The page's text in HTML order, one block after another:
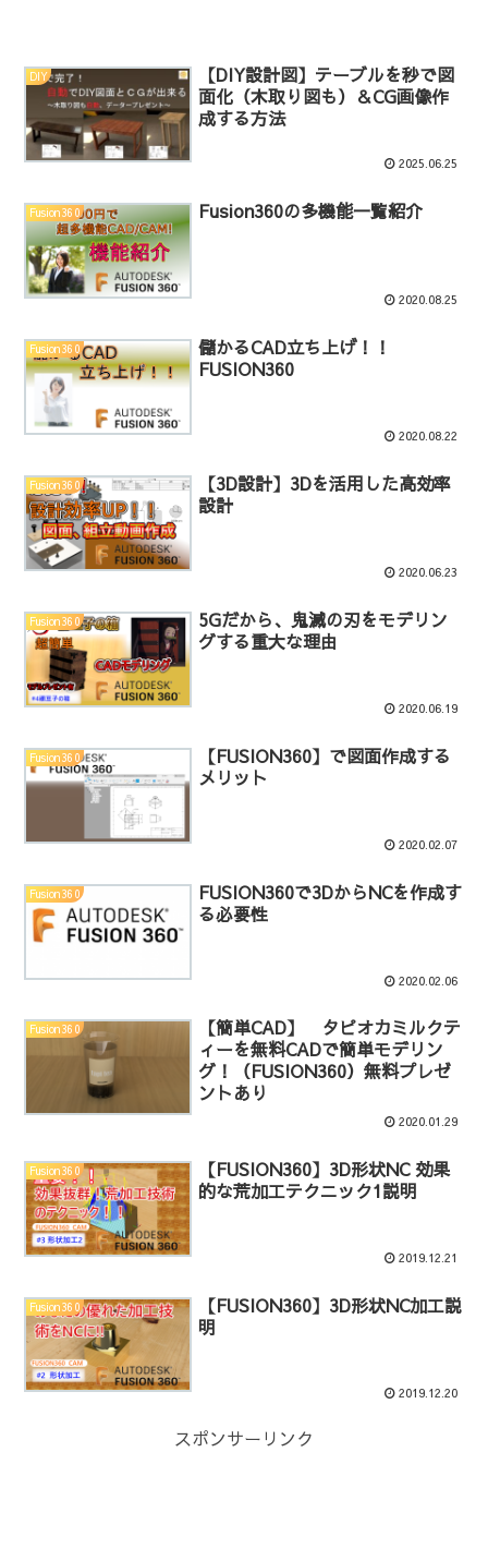
DIY
【DIY設計図】テーブルを秒で図
面化（木取り図も）＆CG画像作
成する方法
2025.06.25
Fusion360 Fusion360の多機能一覧紹介
2020.08.25
Fusion360
儲かるCAD立ち上げ！！
FUSION360
2020.08.22
Fusion360
【3D設計】3Dを活用した高効率
設計
2020.06.23
Fusion360
5Gだから、鬼滅の刃をモデリン
グする重大な理由
2020.06.19
Fusion360
【FUSION360】で図面作成する
メリット
2020.02.07
Fusion360
FUSION360で3DからNCを作成す
る必要性
2020.02.06
Fusion360
【簡単CAD】 タピオカミルクテ
ィーを無料CADで簡単モデリン
グ！（FUSION360）無料プレゼ
ントあり
2020.01.29
Fusion360
【FUSION360】3D形状NC 効果
的な荒加工テクニック1説明
2019.12.21
Fusion360
【FUSION360】3D形状NC加工説
明
2019.12.20
スポンサーリンク